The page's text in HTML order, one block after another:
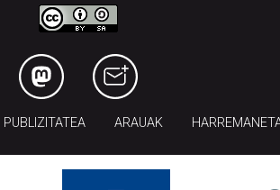
PUBLIZITATEA ARAUAK